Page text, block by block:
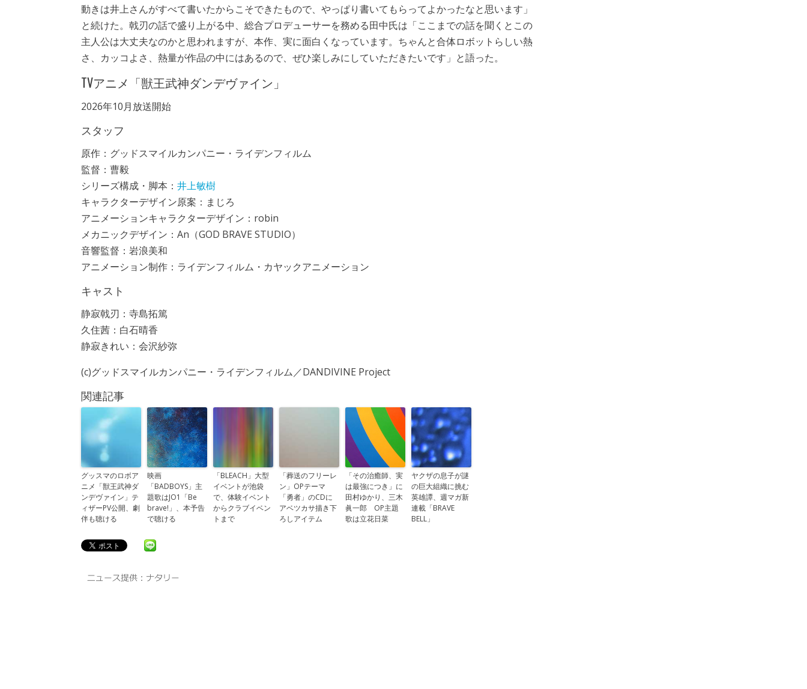
動きは井上さんがすべて書いたからこそできたもので、やっぱり書いてもらってよかったなと思います」
と続けた。戟刃の話で盛り上がる中、総合プロデューサーを務める田中氏は「ここまでの話を聞くとこの
主人公は大丈夫なのかと思われますが、本作、実に面白くなっています。ちゃんと合体ロボットらしい熱
さ、カッコよさ、熱量が作品の中にはあるので、ぜひ楽しみにしていただきたいです」と語った。
TVアニメ「獣王武神ダンデヴァイン」
2026年10月放送開始
スタッフ
原作：グッドスマイルカンパニー・ライデンフィルム
監督：曹毅
シリーズ構成・脚本： 井上敏樹
キャラクターデザイン原案：まじろ
アニメーションキャラクターデザイン：robin
メカニックデザイン：An（GOD BRAVE STUDIO）
音響監督：岩浪美和
アニメーション制作：ライデンフィルム・カヤックアニメーション
キャスト
静寂戟刃：寺島拓篤
久住茜：白石晴香
静寂きれい：会沢紗弥
(c)グッドスマイルカンパニー・ライデンフィルム／DANDIVINE Project
関連記事
グッスマのロボア
ニメ「獣王武神ダ
ンデヴァイン」テ
ィザーPV公開、劇
伴も聴ける
映画
「BADBOYS」主
題歌はJO1「Be
brave!」、本予告
で聴ける
「BLEACH」大型
イベントが池袋
で、体験イベント
からクラブイベン
トまで
「葬送のフリーレ
ン」OPテーマ
「勇者」のCDに
アベツカサ描き下
ろしアイテム
「その治癒師、実
は最強につき」に
田村ゆかり、三木
眞一郎 OP主題
歌は立花日菜
ヤクザの息子が謎
の巨大組織に挑む
英雄譚、週マガ新
連載「BRAVE
BELL」